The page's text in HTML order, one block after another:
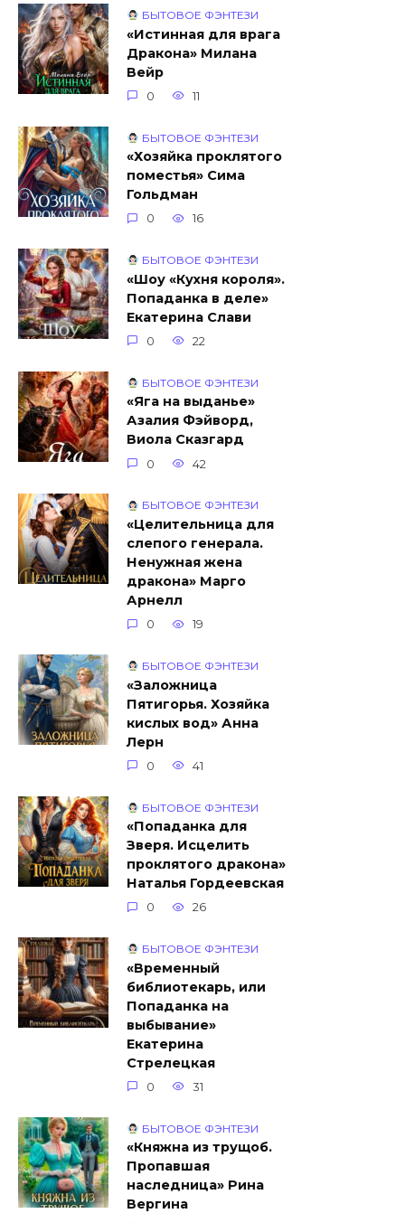
БЫТОВОЕ ФЭНТЕЗИ
«Истинная для врага
Дракона» Милана
Вейр
0 11
БЫТОВОЕ ФЭНТЕЗИ
«Хозяйка проклятого
поместья» Сима
Гольдман
0 16
БЫТОВОЕ ФЭНТЕЗИ
«Шоу «Кухня короля».
Попаданка в деле»
Екатерина Слави
0 22
БЫТОВОЕ ФЭНТЕЗИ
«Яга на выданье»
Азалия Фэйворд,
Виола Сказгард
0 42
БЫТОВОЕ ФЭНТЕЗИ
«Целительница для
слепого генерала.
Ненужная жена
дракона» Марго
Арнелл
0 19
БЫТОВОЕ ФЭНТЕЗИ
«Заложница
Пятигорья. Хозяйка
кислых вод» Анна
Лерн
0 41
БЫТОВОЕ ФЭНТЕЗИ
«Попаданка для
Зверя. Исцелить
проклятого дракона»
Наталья Гордеевская
0 26
БЫТОВОЕ ФЭНТЕЗИ
«Временный
библиотекарь, или
Попаданка на
выбывание»
Екатерина
Стрелецкая
0 31
БЫТОВОЕ ФЭНТЕЗИ
«Княжна из трущоб.
Пропавшая
наследница» Рина
Вергина